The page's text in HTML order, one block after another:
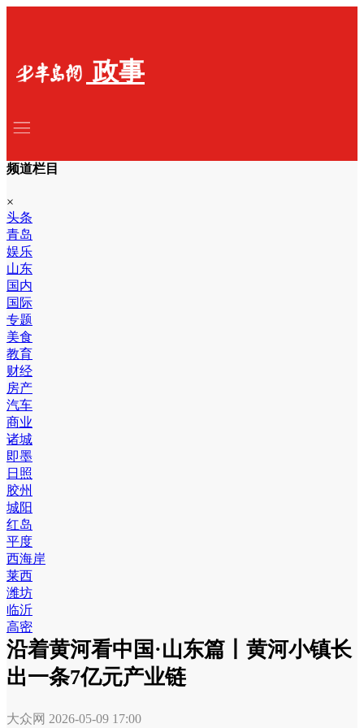
政事
频道栏目
×
头条
青岛
娱乐
山东
国内
国际
专题
美食
教育
财经
房产
汽车
商业
诸城
即墨
日照
胶州
城阳
红岛
平度
西海岸
莱西
潍坊
临沂
高密
沿着黄河看中国·山东篇丨黄河小镇长
出一条7亿元产业链
大众网 2026-05-09 17:00